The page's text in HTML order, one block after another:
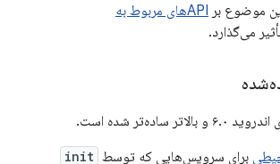
موضوع بر
APIهای مربوط به
می‌گذارد.
ساده‌تر شده است.
برای سرویس‌هایی که توسط init